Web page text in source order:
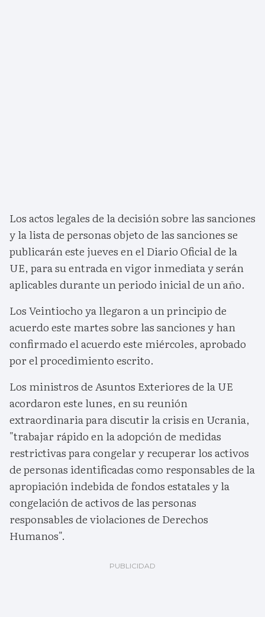
Los actos legales de la decisión sobre las sanciones
y la lista de personas objeto de las sanciones se
publicarán este jueves en el Diario Oficial de la
UE, para su entrada en vigor inmediata y serán
aplicables durante un periodo inicial de un año.
Los Veintiocho ya llegaron a un principio de
acuerdo este martes sobre las sanciones y han
confirmado el acuerdo este miércoles, aprobado
por el procedimiento escrito.
Los ministros de Asuntos Exteriores de la UE
acordaron este lunes, en su reunión
extraordinaria para discutir la crisis en Ucrania,
"trabajar rápido en la adopción de medidas
restrictivas para congelar y recuperar los activos
de personas identificadas como responsables de la
apropiación indebida de fondos estatales y la
congelación de activos de las personas
responsables de violaciones de Derechos
Humanos".